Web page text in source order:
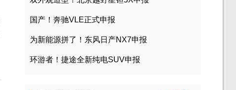
国产！奔驰VLE正式申报
为新能源拼了！东风日产NX7申报
环游者！捷途全新纯电SUV申报